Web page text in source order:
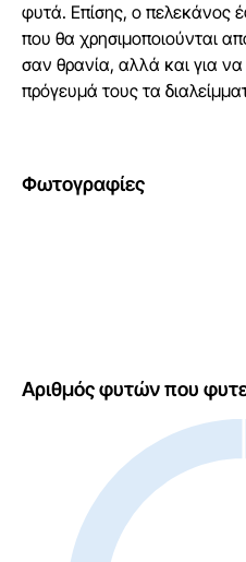
φυτά. Επίσης, ο πελεκάνος
που θα χρησιμοποιούνται
σαν θρανία, αλλά και για
πρόγευμά τους τα
Φωτογραφίες
Αριθμός φυτών που